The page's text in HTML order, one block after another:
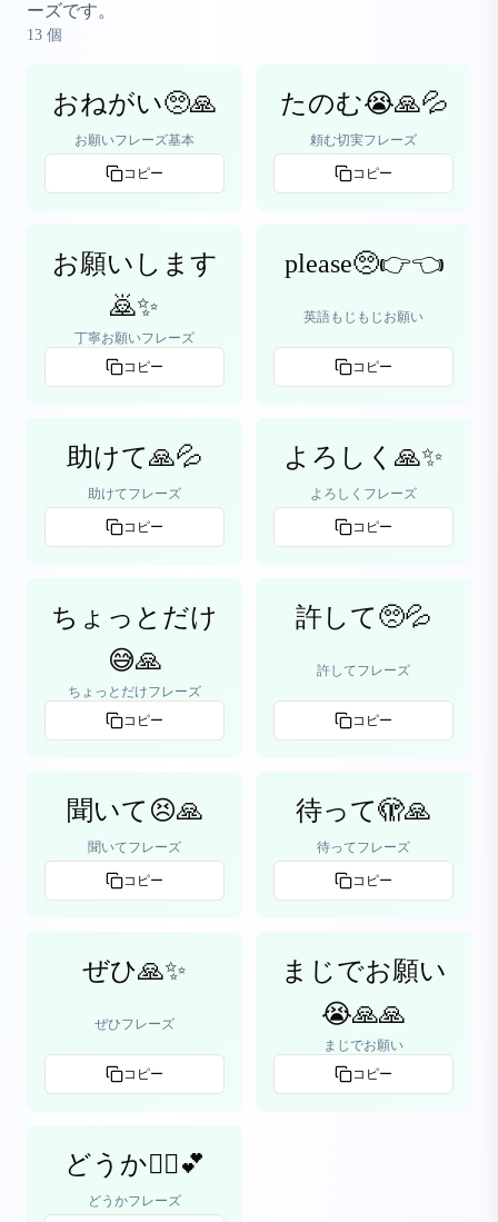
ーズです。
13 個
おねがい🥺🙏
お願いフレーズ基本
コピー
たのむ😭🙏💦
頼む切実フレーズ
コピー
お願いします
🙇✨
丁寧お願いフレーズ
コピー
please🥺👉👈
英語もじもじお願い
コピー
助けて🙏💦
助けてフレーズ
コピー
よろしく🙏✨
よろしくフレーズ
コピー
ちょっとだけ
😅🙏
ちょっとだけフレーズ
コピー
許して🥺💦
許してフレーズ
コピー
聞いて😣🙏
聞いてフレーズ
コピー
待って🫣🙏
待ってフレーズ
コピー
ぜひ🙏✨
ぜひフレーズ
コピー
まじでお願い
😭🙏🙏
まじでお願い
コピー
どうか🙇‍♀️💕
どうかフレーズ